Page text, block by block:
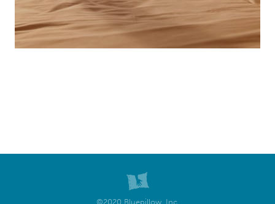
©2020 Bluepillow, Inc.